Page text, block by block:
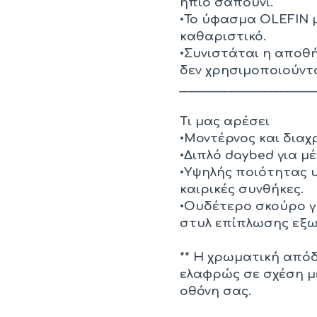
•Το ύφασμα OLEFIN
καθαριστικό.
•Συνιστάται η
δεν
Τι μας αρέσει
•Μοντέρνος και
•Διπλό daybed για
•Υψηλής ποιότητας
καιρικές συνθήκες.
•Ουδέτερο σκούρο
στυλ επίπλωσης
** Η χρωματική
ελαφρώς σε σχέση
οθόνη σας.